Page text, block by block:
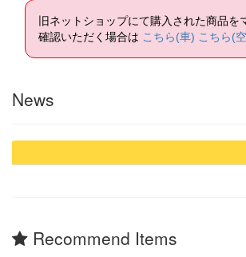
旧ネットショップにて購入された商品を
確認いただく場合は こちら(車) こちら(
News
Recommend Items